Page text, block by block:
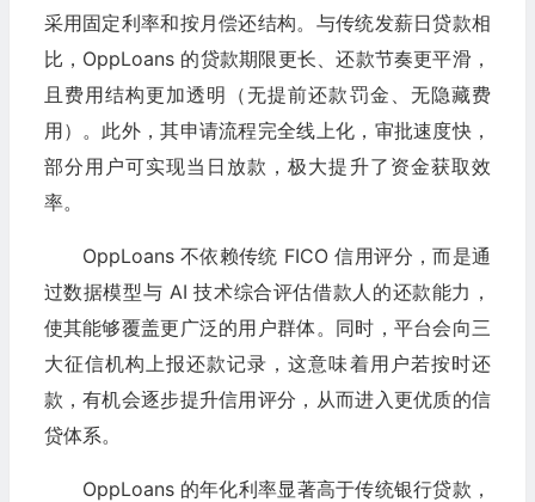
采用固定利率和按月偿还结构。与传统发薪日贷款相
比，OppLoans 的贷款期限更长、还款节奏更平滑，
且费用结构更加透明（无提前还款罚金、无隐藏费
用）。此外，其申请流程完全线上化，审批速度快，
部分用户可实现当日放款，极大提升了资金获取效
率。
OppLoans 不依赖传统 FICO 信用评分，而是通
过数据模型与 AI 技术综合评估借款人的还款能力，
使其能够覆盖更广泛的用户群体。同时，平台会向三
大征信机构上报还款记录，这意味着用户若按时还
款，有机会逐步提升信用评分，从而进入更优质的信
贷体系。
OppLoans 的年化利率显著高于传统银行贷款，